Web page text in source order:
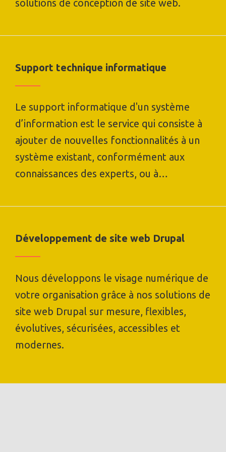
solutions de conception de site web.
Support technique informatique
Le support informatique d'un système
d’information est le service qui consiste à
ajouter de nouvelles fonctionnalités à un
système existant, conformément aux
connaissances des experts, ou à…
Développement de site web Drupal
Nous développons le visage numérique de
votre organisation grâce à nos solutions de
site web Drupal sur mesure, flexibles,
évolutives, sécurisées, accessibles et
modernes.